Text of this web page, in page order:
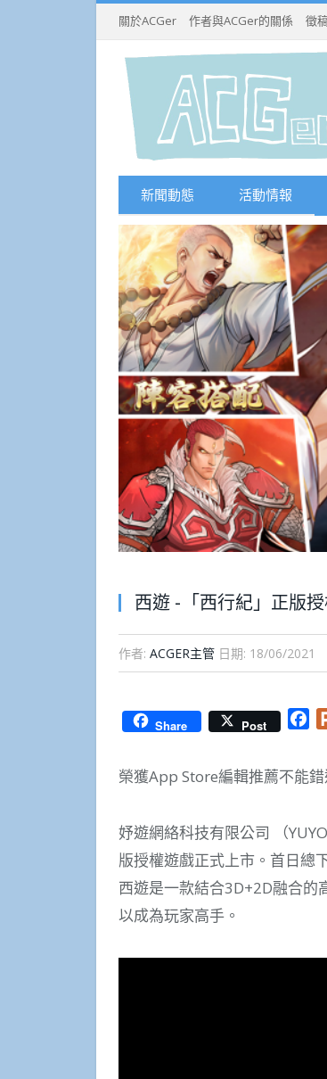
關於ACGer 作者與ACGer的關係 徵
新聞動態 活動情報
西遊 -「西行紀」正版
作者: ACGER主管 日期: 18/06/2021
Share Post
榮獲App Store編輯推薦不能
妤遊網絡科技有限公司 （
版授權遊戲正式上市。首日總
西遊是一款結合3D+2D融合的
以成為玩家高手。